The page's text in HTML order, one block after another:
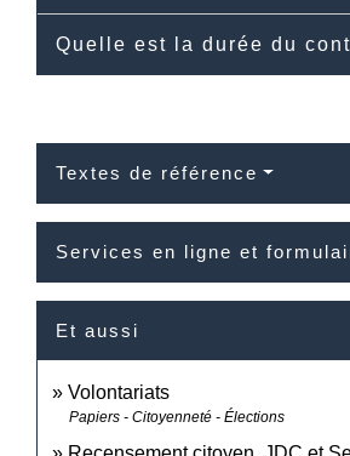
Quelle est la durée du
Textes de référence
Services en ligne et
Et aussi
Volontariats
Papiers - Citoyenneté - Élections